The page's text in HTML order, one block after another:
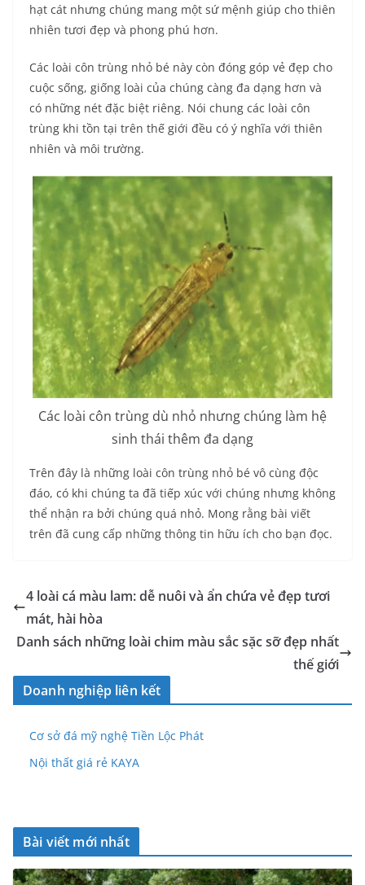
hạt cát nhưng chúng mang một sứ mệnh giúp cho thiên
nhiên tươi đẹp và phong phú hơn.
Các loài côn trùng nhỏ bé này còn đóng góp vẻ đẹp cho
cuộc sống, giống loài của chúng càng đa dạng hơn và
có những nét đặc biệt riêng. Nói chung các loài côn
trùng khi tồn tại trên thế giới đều có ý nghĩa với thiên
nhiên và môi trường.
Các loài côn trùng dù nhỏ nhưng chúng làm hệ
sinh thái thêm đa dạng
Trên đây là những loài côn trùng nhỏ bé vô cùng độc
đáo, có khi chúng ta đã tiếp xúc với chúng nhưng không
thể nhận ra bởi chúng quá nhỏ. Mong rằng bài viết
trên đã cung cấp những thông tin hữu ích cho bạn đọc.
4 loài cá màu lam: dễ nuôi và ẩn chứa vẻ đẹp tươi
mát, hài hòa
Danh sách những loài chim màu sắc sặc sỡ đẹp nhất
thế giới
Doanh nghiệp liên kết
Cơ sở đá mỹ nghệ Tiền Lộc Phát
Nội thất giá rẻ KAYA
Bài viết mới nhất